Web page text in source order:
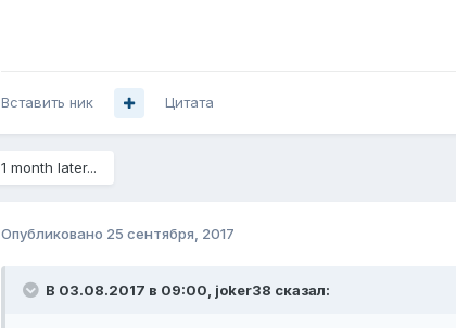
Вставить ник Цитата
1 month later...
Опубликовано 25 сентября, 2017
В 03.08.2017 в 09:00, joker38 сказал: